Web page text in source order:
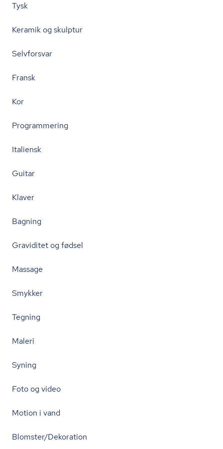
Tysk
Keramik og skulptur
Selvforsvar
Fransk
Kor
Programmering
Italiensk
Guitar
Klaver
Bagning
Graviditet og fødsel
Massage
Smykker
Tegning
Maleri
Syning
Foto og video
Motion i vand
Blomster/Dekoration